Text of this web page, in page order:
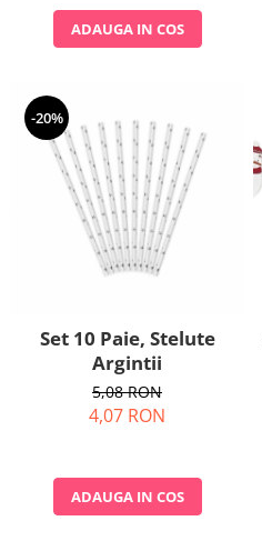
ADAUGA IN COS
-20%
Set 10 Paie, Stelute
Argintii
5,08 RON
4,07 RON
ADAUGA IN COS